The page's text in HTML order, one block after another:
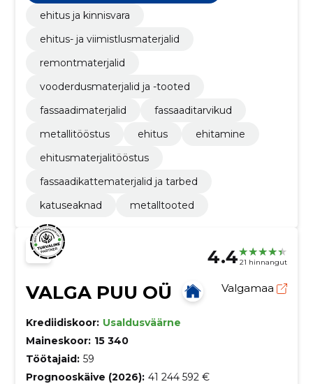
ehitus ja kinnisvara
ehitus- ja viimistlusmaterjalid
remontmaterjalid
vooderdusmaterjalid ja -tooted
fassaadimaterjalid
fassaaditarvikud
metallitööstus
ehitus
ehitamine
ehitusmaterjalitööstus
fassaadikattematerjalid ja tarbed
katuseaknad
metalltooted
4.4 21 hinnangut
VALGA PUU OÜ Valgamaa
Krediidiskoor: Usaldusväärne
Maineskoor: 15 340
Töötajaid: 59
Prognooskäive (2026): 41 244 592 €